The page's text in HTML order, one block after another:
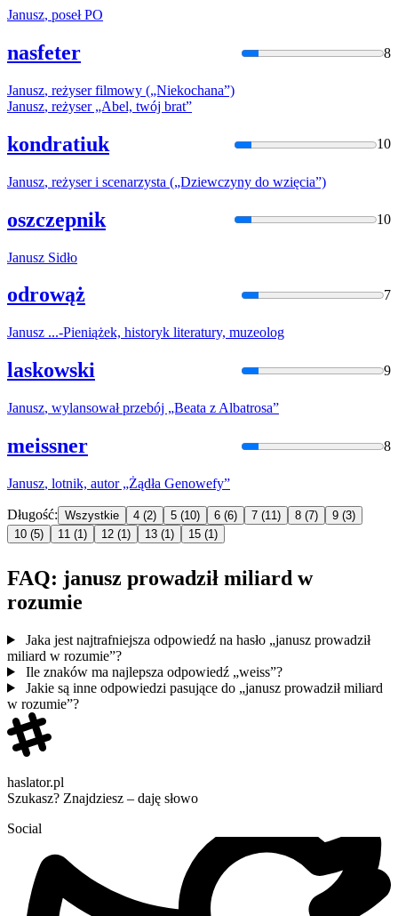
Janusz, poseł PO
nasfeter 8
Janusz, reżyser filmowy („Niekochana”)
Janusz, reżyser „Abel, twój brat”
kondratiuk 10
Janusz, reżyser i scenarzysta („Dziewczyny do wzięcia”)
oszczepnik 10
Janusz Sidło
odrowąż 7
Janusz ...-Pieniążek, historyk literatury, muzeolog
laskowski 9
Janusz, wylansował przebój „Beata z Albatrosa”
meissner 8
Janusz, lotnik, autor „Żądła Genowefy”
Długość: Wszystkie 4 (2) 5 (10) 6 (6) 7 (11) 8 (7) 9 (3)
10 (5) 11 (1) 12 (1) 13 (1) 15 (1)
FAQ: janusz prowadził miliard w
rozumie
Jaka jest najtrafniejsza odpowiedź na hasło „janusz prowadził
miliard w rozumie”?
Ile znaków ma najlepsza odpowiedź „weiss”?
Jakie są inne odpowiedzi pasujące do „janusz prowadził miliard
w rozumie”?
haslator.pl
Szukasz? Znajdziesz – daję słowo
Social